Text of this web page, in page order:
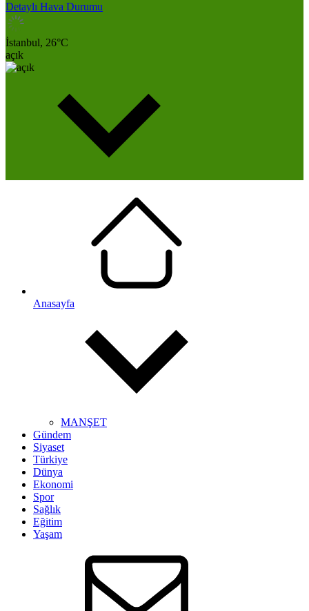
Detaylı Hava Durumu
İstanbul, 26°C
açık
Anasayfa
MANŞET
Gündem
Siyaset
Türkiye
Dünya
Ekonomi
Spor
Sağlık
Eğitim
Yaşam